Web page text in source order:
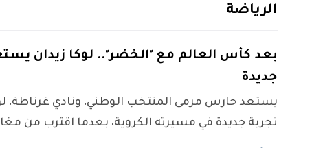
الرياضة
بعد كأس العالم مع "الخضر".. لوكا زيدان
جديدة
يستعد حارس مرمى المنتخب الوطني، ونادي غرناطة،
تجربة جديدة في مسيرته الكروية، بعدما اقترب من